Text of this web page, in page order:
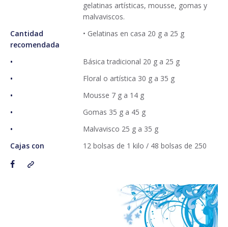
gelatinas artísticas, mousse, gomas y
malvaviscos.
Cantidad
recomendada
• Gelatinas en casa 20 g a 25 g
•
Básica tradicional 20 g a 25 g
•
Floral o artística 30 g a 35 g
•
Mousse 7 g a 14 g
•
Gomas 35 g a 45 g
•
Malvavisco 25 g a 35 g
Cajas con
12 bolsas de 1 kilo / 48 bolsas de 250